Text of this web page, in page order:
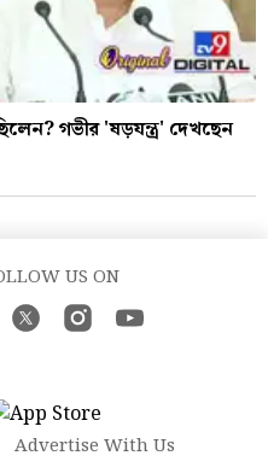
গভীর 'ষড়যন্ত্র' দেখছেন
US ON
Advertise With Us